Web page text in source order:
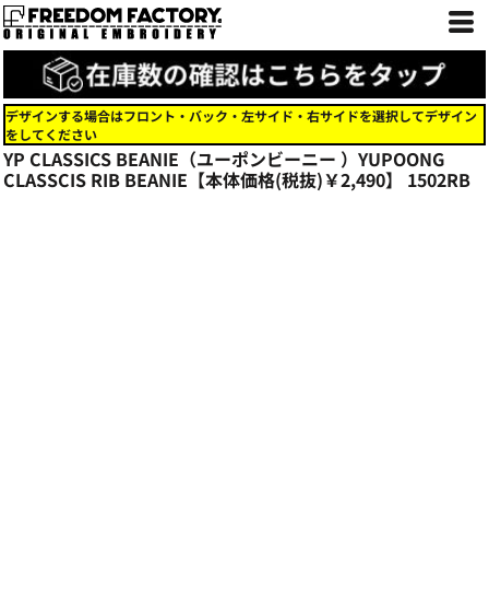
デザインする場合はフロント・バック・左サイド・右サイドを選択してデザイン
をしてください
YP CLASSICS BEANIE（ユーポンビーニー ）YUPOONG
CLASSCIS RIB BEANIE【本体価格(税抜)￥2,490】 1502RB